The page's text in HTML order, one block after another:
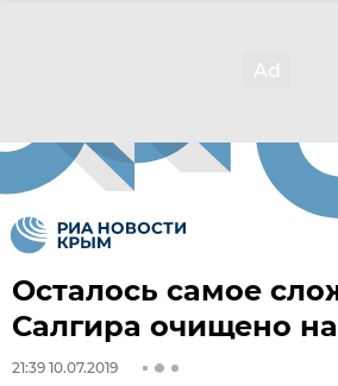
Осталось самое
Салгира очищено
21:39 10.07.2019